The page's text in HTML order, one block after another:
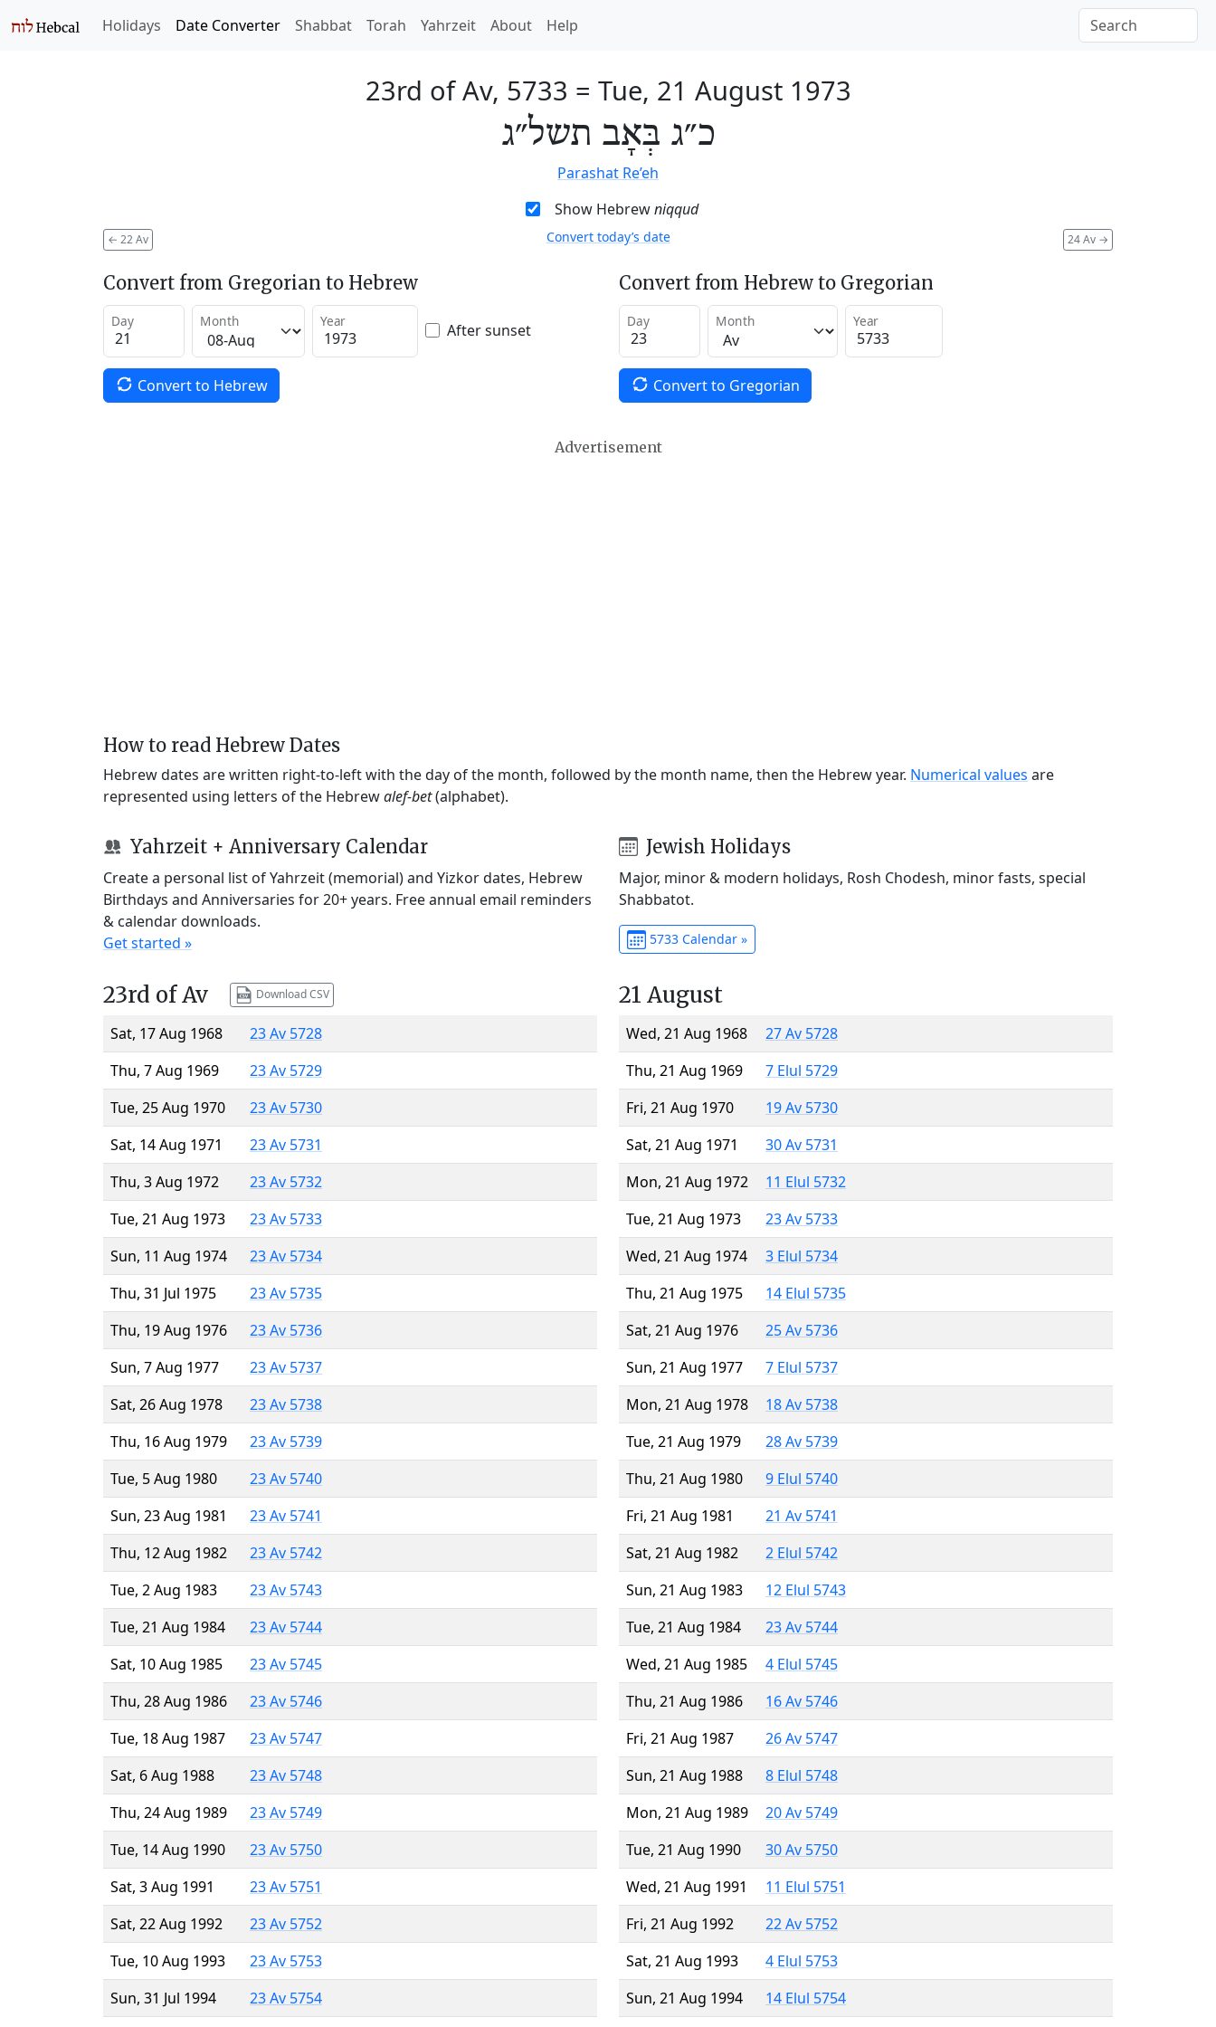
Holidays Date Converter Shabbat Torah Yahrzeit About Help
23rd of Av, 5733 = Tue, 21 August 1973
כ״ג בְּאָב תשל״ג
Parashat Re’eh
Show Hebrewniqqud
← 22 Av 24 Av →
Convert today’s date
Convert from Gregorian to Hebrew
Day Month Year After sunset
Convert to Hebrew
Convert from Hebrew to Gregorian
Day Month Year
Convert to Gregorian
Advertisement
How to read Hebrew Dates
Hebrew dates are written right-to-left with the day of the month, followed by the month name, then the Hebrew year. Numerical values are
represented using letters of the Hebrewalef-bet(alphabet).
Yahrzeit + Anniversary Calendar
Create a personal list of Yahrzeit (memorial) and Yizkor dates, Hebrew
Birthdays and Anniversaries for 20+ years. Free annual email reminders
& calendar downloads.
Get started »
Jewish Holidays
Major, minor & modern holidays, Rosh Chodesh, minor fasts, special
Shabbatot.
5733 Calendar »
23rd of Av Download CSV
Sat, 17 Aug 1968
23 Av 5728
Thu, 7 Aug 1969
23 Av 5729
Tue, 25 Aug 1970
23 Av 5730
Sat, 14 Aug 1971
23 Av 5731
Thu, 3 Aug 1972
23 Av 5732
Tue, 21 Aug 1973
23 Av 5733
Sun, 11 Aug 1974
23 Av 5734
Thu, 31 Jul 1975
23 Av 5735
Thu, 19 Aug 1976
23 Av 5736
Sun, 7 Aug 1977
23 Av 5737
Sat, 26 Aug 1978
23 Av 5738
Thu, 16 Aug 1979
23 Av 5739
Tue, 5 Aug 1980
23 Av 5740
Sun, 23 Aug 1981
23 Av 5741
Thu, 12 Aug 1982
23 Av 5742
Tue, 2 Aug 1983
23 Av 5743
Tue, 21 Aug 1984
23 Av 5744
Sat, 10 Aug 1985
23 Av 5745
Thu, 28 Aug 1986
23 Av 5746
Tue, 18 Aug 1987
23 Av 5747
Sat, 6 Aug 1988
23 Av 5748
Thu, 24 Aug 1989
23 Av 5749
Tue, 14 Aug 1990
23 Av 5750
Sat, 3 Aug 1991
23 Av 5751
Sat, 22 Aug 1992
23 Av 5752
Tue, 10 Aug 1993
23 Av 5753
Sun, 31 Jul 1994
23 Av 5754
21 August
Wed, 21 Aug 1968
27 Av 5728
Thu, 21 Aug 1969
7 Elul 5729
Fri, 21 Aug 1970
19 Av 5730
Sat, 21 Aug 1971
30 Av 5731
Mon, 21 Aug 1972
11 Elul 5732
Tue, 21 Aug 1973
23 Av 5733
Wed, 21 Aug 1974
3 Elul 5734
Thu, 21 Aug 1975
14 Elul 5735
Sat, 21 Aug 1976
25 Av 5736
Sun, 21 Aug 1977
7 Elul 5737
Mon, 21 Aug 1978
18 Av 5738
Tue, 21 Aug 1979
28 Av 5739
Thu, 21 Aug 1980
9 Elul 5740
Fri, 21 Aug 1981
21 Av 5741
Sat, 21 Aug 1982
2 Elul 5742
Sun, 21 Aug 1983
12 Elul 5743
Tue, 21 Aug 1984
23 Av 5744
Wed, 21 Aug 1985
4 Elul 5745
Thu, 21 Aug 1986
16 Av 5746
Fri, 21 Aug 1987
26 Av 5747
Sun, 21 Aug 1988
8 Elul 5748
Mon, 21 Aug 1989
20 Av 5749
Tue, 21 Aug 1990
30 Av 5750
Wed, 21 Aug 1991
11 Elul 5751
Fri, 21 Aug 1992
22 Av 5752
Sat, 21 Aug 1993
4 Elul 5753
Sun, 21 Aug 1994
14 Elul 5754